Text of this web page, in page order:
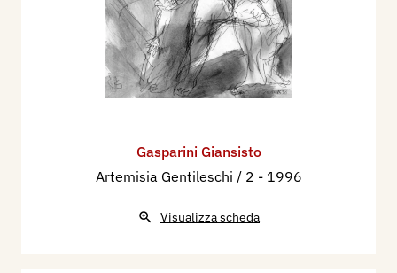
Gasparini Giansisto
Artemisia Gentileschi / 2 - 1996
Visualizza scheda